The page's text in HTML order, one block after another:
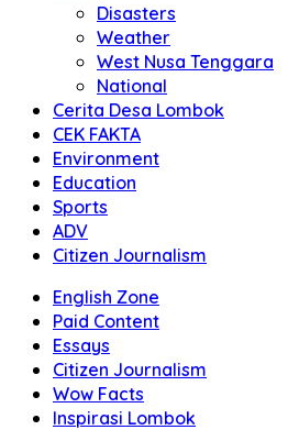
Disasters
Weather
West Nusa Tenggara
National
Cerita Desa Lombok
CEK FAKTA
Environment
Education
Sports
ADV
Citizen Journalism
English Zone
Paid Content
Essays
Citizen Journalism
Wow Facts
Inspirasi Lombok